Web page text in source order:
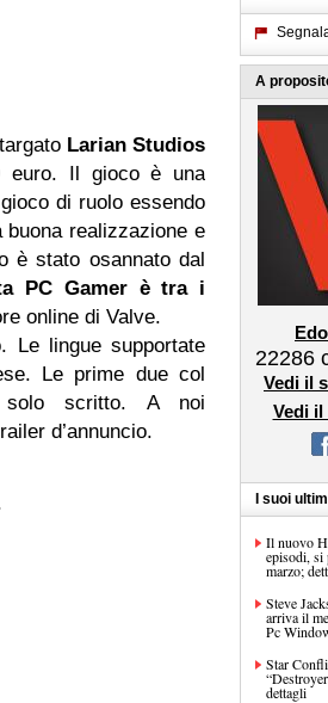
Larian Studios
euro. Il gioco è una
di ruolo essendo
realizzazione e
è stato osannato dal
PC Gamer è tra i
online di Valve.
Le lingue supportate
Le prime due col
solo scritto. A noi
d’annuncio.
A
22286
Vedi il
Vedi
I suoi
Il nuovo
episodi, si
marzo;
Steve
arriva il
Pc
Star
dettagli